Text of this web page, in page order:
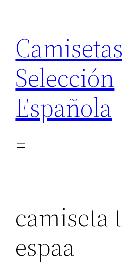
contenido
Camisetas
Selección
Española
camiseta
espaa